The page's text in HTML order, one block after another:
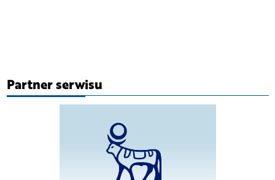
Partner serwisu